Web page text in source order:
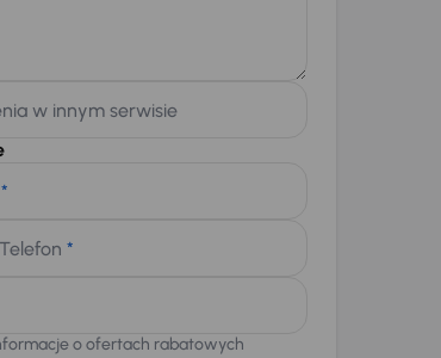
w innym serwisie
*
Telefon *
o ofertach rabatowych